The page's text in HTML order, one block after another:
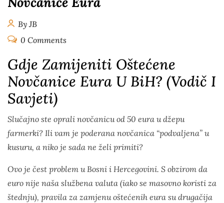
By JB
0 Comments
Gdje Zamijeniti Oštećene
Novčanice Eura U BiH? (Vodič I
Savjeti)
Slučajno ste oprali novčanicu od 50 eura u džepu
farmerki? Ili vam je poderana novčanica “podvaljena” u
kusuru, a niko je sada ne želi primiti?
Ovo je čest problem u Bosni i Hercegovini. S obzirom da
euro nije naša službena valuta (iako se masovno koristi za
štednju), pravila za zamjenu oštećenih eura su drugačija